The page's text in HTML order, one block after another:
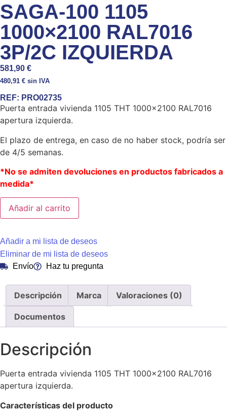
SAGA-100 1105
1000×2100 RAL7016
3P/2C IZQUIERDA
581,90 €
480,91 € sin IVA
REF: PRO02735
Puerta entrada vivienda 1105 THT 1000×2100 RAL7016
apertura izquierda.
El plazo de entrega, en caso de no haber stock, podría ser
de 4/5 semanas.
*No se admiten devoluciones en productos fabricados a
medida*
Añadir al carrito
Añadir a mi lista de deseos
Eliminar de mi lista de deseos
Envío
Haz tu pregunta
Descripción Marca Valoraciones (0)
Documentos
Descripción
Puerta entrada vivienda 1105 THT 1000×2100 RAL7016
apertura izquierda.
Características del producto